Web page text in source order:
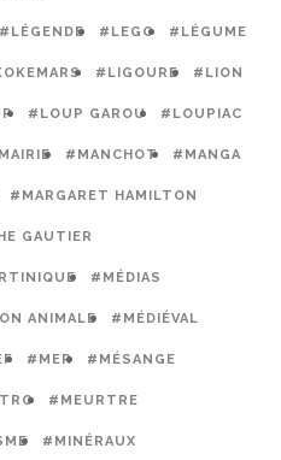
#LÉGENDE #LEGO #LÉGUME
#LIGOURE #LION
#LOUP GAROU #LOUPIAC
#MANCHOT #MANGA
#MARGARET HAMILTON
GAUTIER
#MÉDIAS
ANIMALE #MÉDIÉVAL
#MER #MÉSANGE
#MEURTRE
#MINÉRAUX